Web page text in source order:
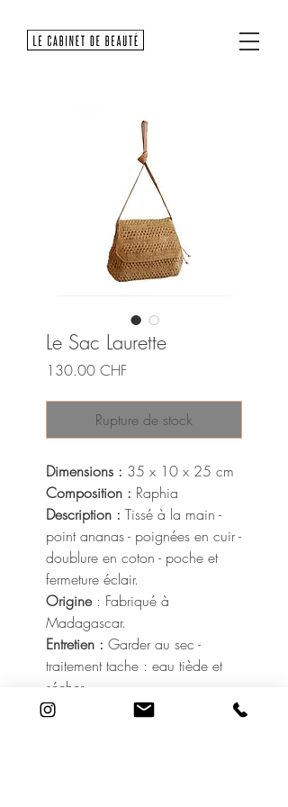
Le Sac Laurette
130.00 CHF
Rupture de stock
Dimensions : 35 x 10 x 25 cm
Composition : Raphia
Description : Tissé à la main -
point ananas - poignées en cuir -
doublure en coton - poche et
fermeture éclair.
Origine: Fabriqué à
Madagascar.
Entretien : Garder au sec -
traitement tache : eau tiède et
sécher.
En raison de leur conception